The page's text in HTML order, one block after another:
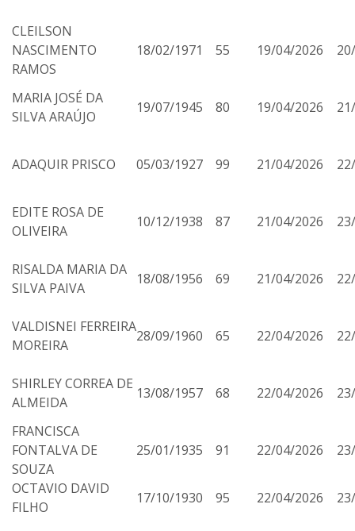
CLEILSON
NASCIMENTO
RAMOS
18/02/1971 55 19/04/2026
MARIA JOSÉ DA
SILVA ARAÚJO
19/07/1945 80 19/04/2026
ADAQUIR PRISCO 05/03/1927 99 21/04/2026
EDITE ROSA DE
OLIVEIRA
10/12/1938 87 21/04/2026
RISALDA MARIA DA
SILVA PAIVA
18/08/1956 69 21/04/2026
VALDISNEI FERREIRA
MOREIRA
28/09/1960 65 22/04/2026
SHIRLEY CORREA DE
ALMEIDA
13/08/1957 68 22/04/2026
FRANCISCA
FONTALVA DE
SOUZA
25/01/1935 91 22/04/2026
OCTAVIO DAVID
FILHO
17/10/1930 95 22/04/2026